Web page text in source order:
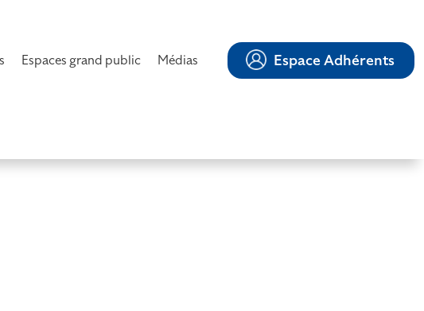
Espaces grand public Médias Espace Adhérents